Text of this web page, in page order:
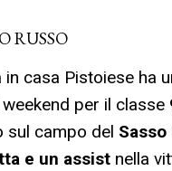
RUSSO
in casa Pistoiese ha
per il classe
sul campo del
e un assist nella